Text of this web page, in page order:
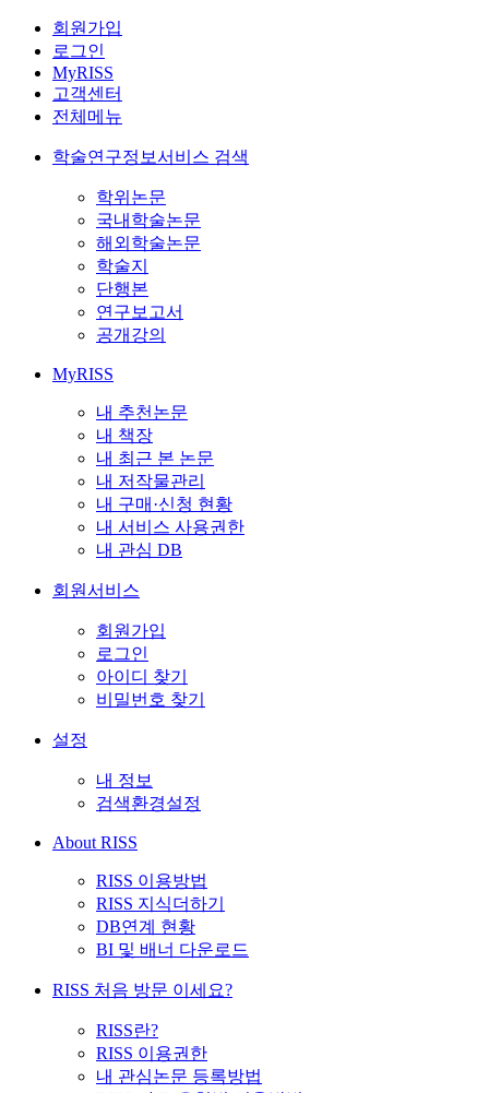
회원가입
로그인
MyRISS
고객센터
전체메뉴
학술연구정보서비스 검색
학위논문
국내학술논문
해외학술논문
학술지
단행본
연구보고서
공개강의
MyRISS
내 추천논문
내 책장
내 최근 본 논문
내 저작물관리
내 구매·신청 현황
내 서비스 사용권한
내 관심 DB
회원서비스
회원가입
로그인
아이디 찾기
비밀번호 찾기
설정
내 정보
검색환경설정
About RISS
RISS 이용방법
RISS 지식더하기
DB연계 현황
BI 및 배너 다운로드
RISS 처음 방문 이세요?
RISS란?
RISS 이용권한
내 관심논문 등록방법